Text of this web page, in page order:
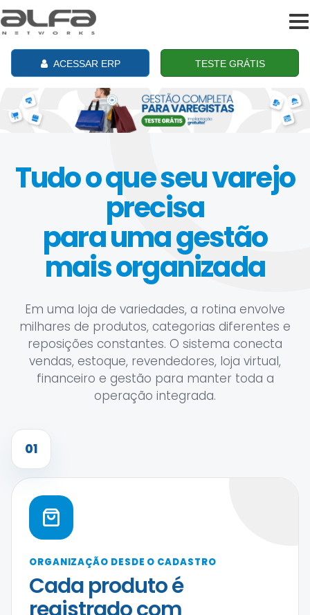
ACESSAR ERP TESTE GRÁTIS
Tudo o que seu varejo
precisa
para uma gestão
mais organizada
Em uma loja de variedades, a rotina envolve
milhares de produtos, categorias diferentes e
reposições constantes. O sistema conecta
vendas, estoque, revendedores, loja virtual,
financeiro e gestão para manter toda a
operação integrada.
01
ORGANIZAÇÃO DESDE O CADASTRO
Cada produto é